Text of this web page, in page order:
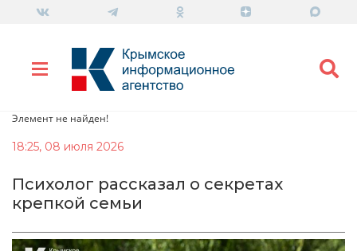
Элемент не найден!
18:25, 08 июля 2026
Психолог рассказал о секретах
крепкой семьи